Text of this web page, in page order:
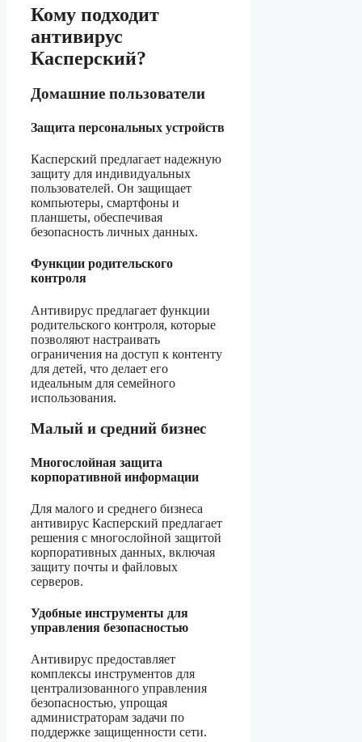
Кому подходит
антивирус
Касперский?
Домашние пользователи
Защита персональных устройств
Касперский предлагает надежную
защиту для индивидуальных
пользователей. Он защищает
компьютеры, смартфоны и
планшеты, обеспечивая
безопасность личных данных.
Функции родительского
контроля
Антивирус предлагает функции
родительского контроля, которые
позволяют настраивать
ограничения на доступ к контенту
для детей, что делает его
идеальным для семейного
использования.
Малый и средний бизнес
Многослойная защита
корпоративной информации
Для малого и среднего бизнеса
антивирус Касперский предлагает
решения с многослойной защитой
корпоративных данных, включая
защиту почты и файловых
серверов.
Удобные инструменты для
управления безопасностью
Антивирус предоставляет
комплексы инструментов для
централизованного управления
безопасностью, упрощая
администраторам задачи по
поддержке защищенности сети.